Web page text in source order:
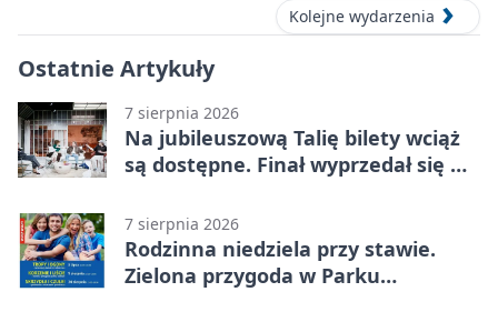
Kolejne wydarzenia
Ostatnie Artykuły
7 sierpnia 2026
Na jubileuszową Talię bilety wciąż
są dostępne. Finał wyprzedał się w
7 sierpnia 2026
Rodzinna niedziela przy stawie.
Zielona przygoda w Parku